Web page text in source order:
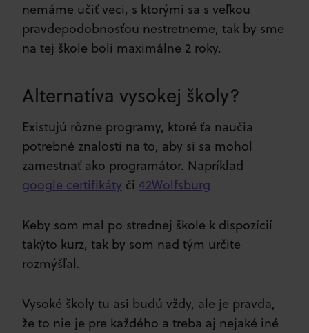
nemáme učiť veci, s ktorými sa s veľkou
pravdepodobnosťou nestretneme, tak by sme
na tej škole boli maximálne 2 roky.
Alternatíva vysokej školy?
Existujú rôzne programy, ktoré ťa naučia
potrebné znalosti na to, aby si sa mohol
zamestnať ako programátor. Napríklad
google certifikáty či 42Wolfsburg
Keby som mal po strednej škole k dispozícií
takýto kurz, tak by som nad tým určite
rozmýšľal.
Vysoké školy tu asi budú vždy, ale je pravda,
že to nie je pre každého a treba aj nejaké iné